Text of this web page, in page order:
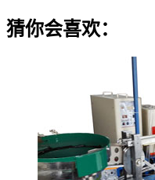
猜你会喜欢：